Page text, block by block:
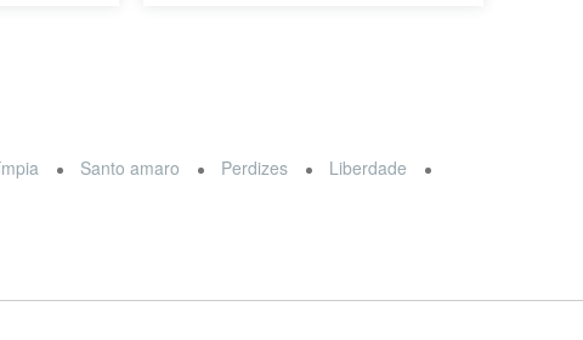
Santo amaro Perdizes
Liberdade